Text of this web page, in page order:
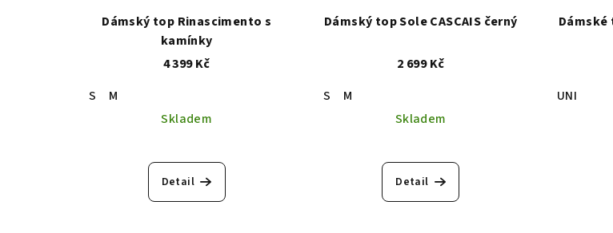
Dámský top Rinascimento s
kamínky
4 399 Kč
S
M
Skladem
Detail
Dámský top Sole CASCAIS černý
2 699 Kč
S
M
Skladem
Detail
UNI